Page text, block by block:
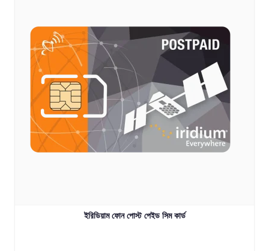
ইরিডিয়াম ফোন পোস্ট পেইড সিম কার্ড